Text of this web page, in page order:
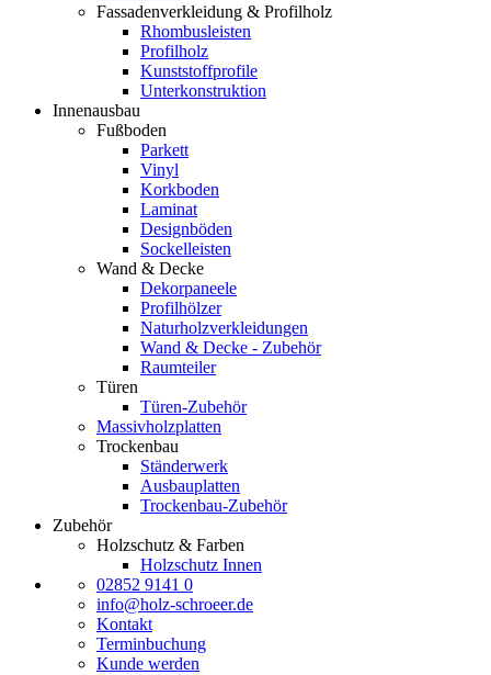
Fassadenverkleidung & Profilholz
Rhombusleisten
Profilholz
Kunststoffprofile
Unterkonstruktion
Innenausbau
Fußboden
Parkett
Vinyl
Korkboden
Laminat
Designböden
Sockelleisten
Wand & Decke
Dekorpaneele
Profilhölzer
Naturholzverkleidungen
Wand & Decke - Zubehör
Raumteiler
Türen
Türen-Zubehör
Massivholzplatten
Trockenbau
Ständerwerk
Ausbauplatten
Trockenbau-Zubehör
Zubehör
Holzschutz & Farben
Holzschutz Innen
02852 9141 0
info@holz-schroeer.de
Kontakt
Terminbuchung
Kunde werden